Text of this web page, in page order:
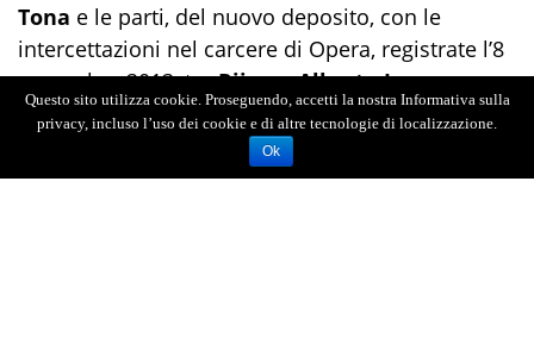
Tona e le parti, del nuovo deposito, con le
intercettazioni nel carcere di Opera, registrate l’8
novembre 2013, traRiinaeAlberto Lorusso,
boss della Sacra corona unita, in cui si “evidenzia
un progetto omicidiario, insieme al cognato
Bagarellanei confronti di La Barbera, lamentando
Questo sito utilizza cookie. Proseguendo, accetti la nostra Informativa sulla
privacy, incluso l’uso dei cookie e di altre tecnologie di localizzazione.
Ok